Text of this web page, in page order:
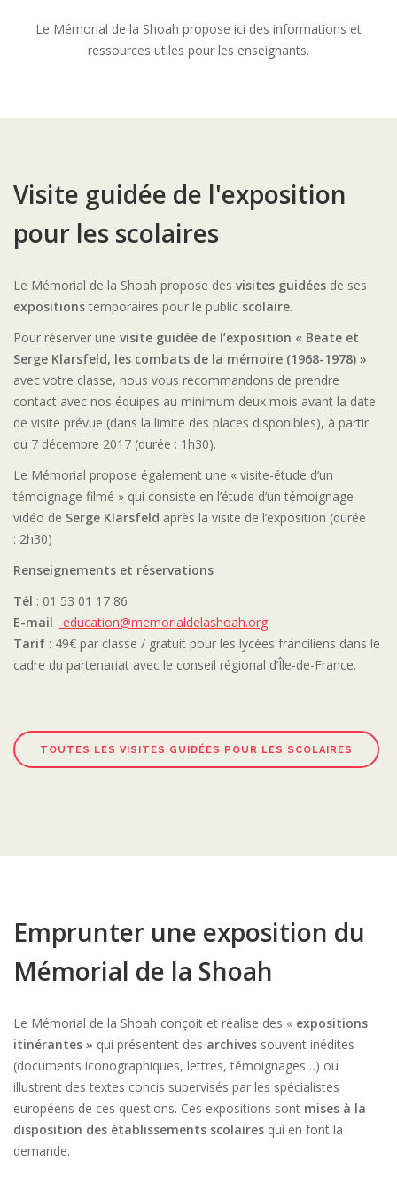
Le Mémorial de la Shoah propose ici des informations et
ressources utiles pour les enseignants.
Visite guidée de l'exposition
pour les scolaires
Le Mémorial de la Shoah propose des visites guidées de ses
expositions temporaires pour le public scolaire.
Pour réserver une visite guidée de l’exposition « Beate et
Serge Klarsfeld, les combats de la mémoire (1968-1978) »
avec votre classe, nous vous recommandons de prendre
contact avec nos équipes au minimum deux mois avant la date
de visite prévue (dans la limite des places disponibles), à partir
du 7 décembre 2017 (durée : 1h30).
Le Mémorial propose également une « visite-étude d’un
témoignage filmé » qui consiste en l’étude d’un témoignage
vidéo de Serge Klarsfeld après la visite de l’exposition (durée
: 2h30)
Renseignements et réservations
Tél : 01 53 01 17 86
E-mail : education@memorialdelashoah.org
Tarif : 49€ par classe / gratuit pour les lycées franciliens dans le
cadre du partenariat avec le conseil régional d’Île-de-France.
TOUTES LES VISITES GUIDÉES POUR LES SCOLAIRES
Emprunter une exposition du
Mémorial de la Shoah
Le Mémorial de la Shoah conçoit et réalise des « expositions
itinérantes » qui présentent des archives souvent inédites
(documents iconographiques, lettres, témoignages…) ou
illustrent des textes concis supervisés par les spécialistes
européens de ces questions. Ces expositions sont mises à la
disposition des établissements scolaires qui en font la
demande.